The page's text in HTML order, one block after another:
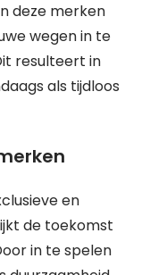
deze merken
wegen in te
resulteert in
als tijdloos
en
de toekomst
in te spelen